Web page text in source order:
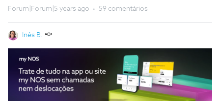
Forum|Forum|5 years ago 59 comentários
Inês B.